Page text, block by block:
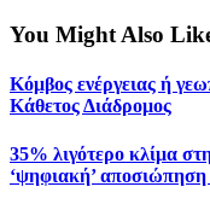
You Might Also
Κόμβος ενέργειας ή
Κάθετος Διάδρομος
35% λιγότερο κλίμα
‘ψηφιακή’ αποσιώπηση